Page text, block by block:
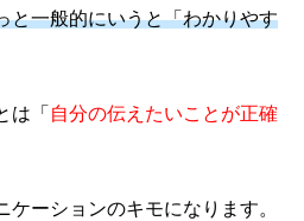
と一般的にいうと「わかりやす
は「 自分の伝えたいことが正確
ケーションのキモになります。